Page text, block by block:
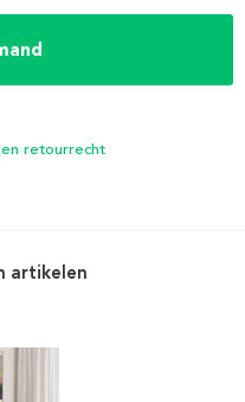
retourrecht
artikelen